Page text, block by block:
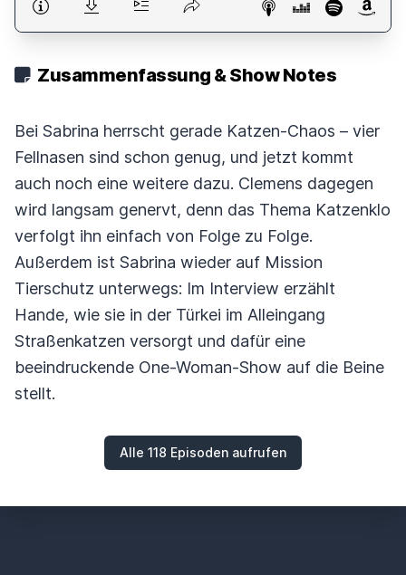
Zusammenfassung & Show Notes
Bei Sabrina herrscht gerade Katzen-Chaos – vier
Fellnasen sind schon genug, und jetzt kommt
auch noch eine weitere dazu. Clemens dagegen
wird langsam genervt, denn das Thema Katzenklo
verfolgt ihn einfach von Folge zu Folge.
Außerdem ist Sabrina wieder auf Mission
Tierschutz unterwegs: Im Interview erzählt
Hande, wie sie in der Türkei im Alleingang
Straßenkatzen versorgt und dafür eine
beeindruckende One-Woman-Show auf die Beine
stellt.
Alle 118 Episoden aufrufen